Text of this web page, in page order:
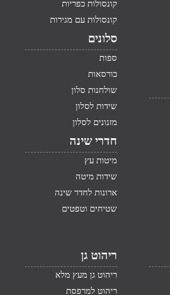
קונסולות כפריות
קונסולות עם מגירות
סלונים
ספות
כורסאות
שולחנות סלון
שידות לסלון
מזנונים לסלון
חדרי שינה
מיטות עץ
שידות מיטה
ארונות לחדר שינה
שטיחים וטפטים
ריהוט גן
ריהוט גן מעץ מלא
ריהוט למרפסת